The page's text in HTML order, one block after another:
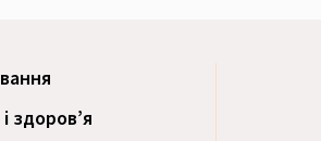
здоров’я